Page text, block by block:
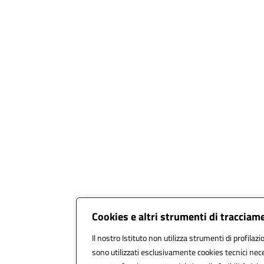
Cookies e altri strumenti di
Il nostro Istituto non utilizza strumenti di
sono utilizzati esclusivamente cookies tecnici